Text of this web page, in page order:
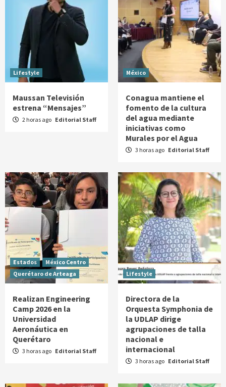
Lifestyle
Maussan Televisión
estrena “Mensajes”
2 horas ago Editorial Staff
México
Conagua mantiene el
fomento de la cultura
del agua mediante
iniciativas como
Murales por el Agua
3 horas ago Editorial Staff
Estados
México Centro
Querétaro de Arteaga
Realizan Engineering
Camp 2026 en la
Universidad
Aeronáutica en
Querétaro
3 horas ago Editorial Staff
Lifestyle
Directora de la
Orquesta Symphonia de
la UDLAP dirige
agrupaciones de talla
nacional e
internacional
3 horas ago Editorial Staff